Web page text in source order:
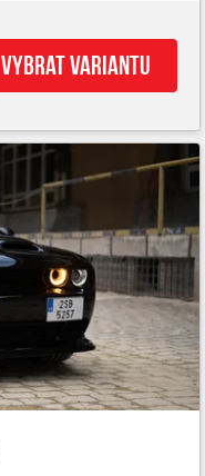
Vybrat variantu